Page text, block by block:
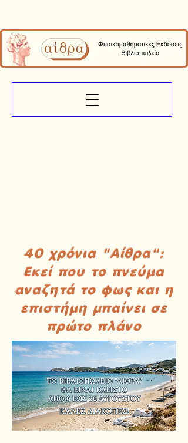
40 χρόνια "Αίθρα":
Εκεί που το πνεύμα
αναζητά το φως και η
επιστήμη μπαίνει σε
πρώτο πλάνο